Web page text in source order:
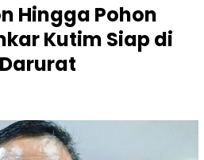
Hingga Pohon
Kutim Siap di